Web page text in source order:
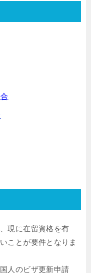
現に在留資格を有
ことが要件となりま
人のビザ更新申請